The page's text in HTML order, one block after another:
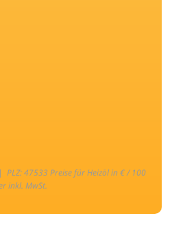
PLZ: 47533 Preise für Heizöl in € / 100
inkl. MwSt.